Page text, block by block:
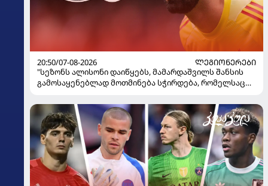
20:50/07-08-2026
ᲚᲔᲒᲘᲝᲜᲔᲠᲔᲑᲘ
"სეზონს ალისონი დაიწყებს, მამარდაშვილს შანსის
გამოსაყენებლად მოთმინება სჭირდება, რომელსაც
ყოფილმა მეკარემ